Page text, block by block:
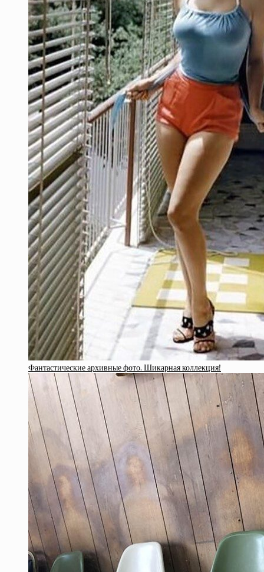
Фантастические архивные фото. Шикарная коллекция!